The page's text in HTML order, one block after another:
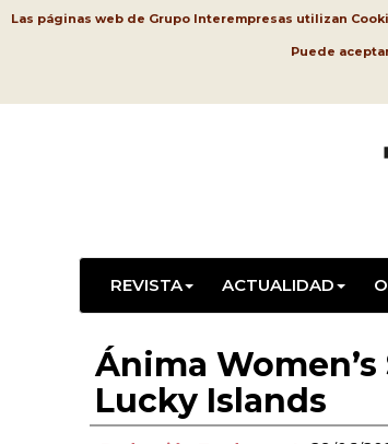
Las páginas web de Grupo Interempresas utilizan
Puede
REVISTA ACTUALIDAD
Ánima
Lucky Islands